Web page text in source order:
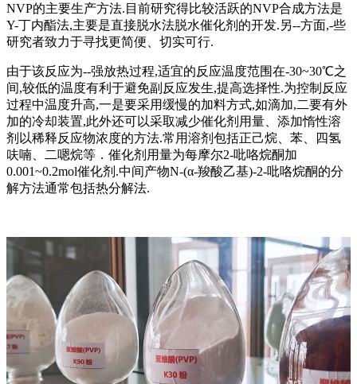
NVP的主要生产方法.目前研究得比较活跃的NVP合成方法是
Y-丁内酯法,主要是直接脱水法脱水催化剂的开发.另--方面,-些
研究者致力于寻找更简便、切实可行.
由于该反应为--强放热过程,适宜的反应温度范围在-30~30℃之
间,较低的温度有利于避免副反应发生,提高选择性.为控制反应
过程中温度升高,一是要采用缓慢的加料方式,如滴加,二要有外
加的冷却装置,此外还可以采取减少催化剂用量、添加惰性溶
剂以稀释反应物浓度的方法.常用溶剂包括正己烷、苯、四氢
呋喃、二嗯烷等．催化剂用量为每摩尔2-吡咯烷酮加
0.001~0.2mol催化剂.中间产物N-(α-羧酸乙基)-2-吡咯烷酮的分
解方法通常包括热分解法.